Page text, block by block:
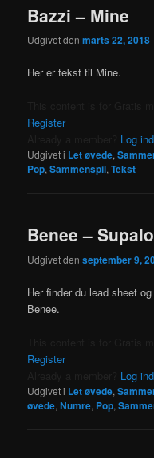
Bazzi – Mine
Udgivet denmarts 22, 2018
Her er tekst til Mine.
Register
Log
Udgivet i Let øvede,
Pop,Sammenspil,Tekst
Benee –
Udgivet denseptember 9,
Her finder du lead sheet
Benee.
Register
Log
Udgivet i Let øvede,
øvede,Numre, Pop,